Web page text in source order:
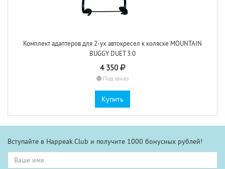
Комплект адаптеров для 2-ух автокресел к коляске MOUNTAIN
BUGGY DUET 3.0
4 350
Под заказ
Купить
Вступайте в Happeak.Club и получите 1000 бонусных рублей!